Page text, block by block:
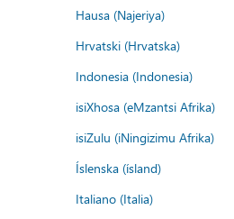
Hausa (Najeriya)
Hrvatski (Hrvatska)
Indonesia (Indonesia)
isiXhosa (eMzantsi Afrika)
isiZulu (iNingizimu Afrika)
Íslenska (ísland)
Italiano (Italia)